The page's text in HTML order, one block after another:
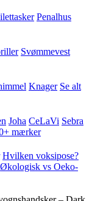
Penalhus
Svømmevest
Knager Se alt
Joha CeLaVi Sebra
mærker
Hvilken voksipose?
Økologisk vs Oeko-